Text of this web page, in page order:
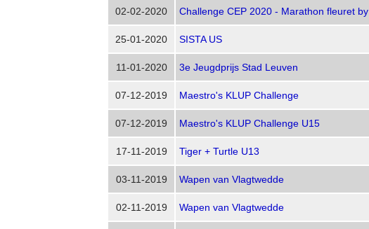
02-02-2020 Challenge CEP 2020 - Marathon fleuret by
25-01-2020 SISTA US
11-01-2020 3e Jeugdprijs Stad Leuven
07-12-2019 Maestro's KLUP Challenge
07-12-2019 Maestro's KLUP Challenge U15
17-11-2019 Tiger + Turtle U13
03-11-2019 Wapen van Vlagtwedde
02-11-2019 Wapen van Vlagtwedde